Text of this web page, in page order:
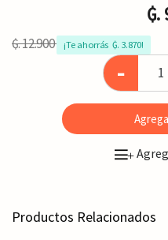
₲.
₲. 12.900 ¡Te ahorrás  ₲. 3.870!
-
+
Productos Relacionados